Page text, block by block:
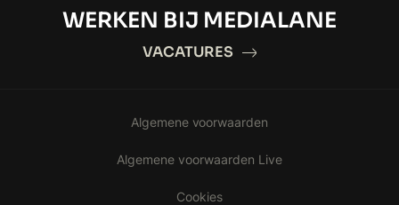
WERKEN BIJ MEDIALANE
VACATURES
Algemene voorwaarden
Algemene voorwaarden Live
Cookies